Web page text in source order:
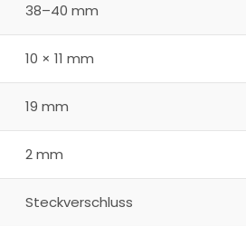
38–40 mm
10 × 11 mm
19 mm
2 mm
Steckverschluss